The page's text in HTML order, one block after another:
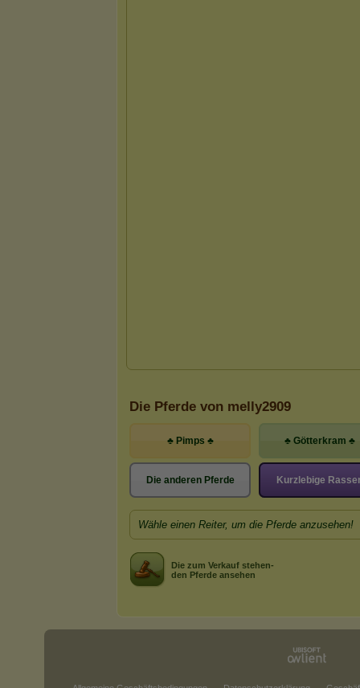
Die Pferde von melly2909
♣ Pimps ♣ ♣ Götterkram ♣
Die anderen Pferde Kurzlebige
Wähle einen Reiter, um die Pferde anzusehen!
Die zum Verkauf stehen-
den Pferde ansehen